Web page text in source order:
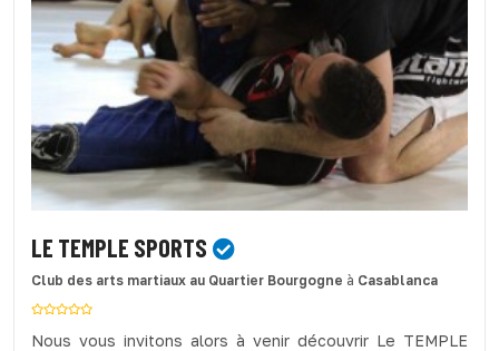
LE TEMPLE SPORTS
Club des arts martiaux au Quartier Bourgogne à Casablanca
Nous vous invitons alors à venir découvrir Le TEMPLE